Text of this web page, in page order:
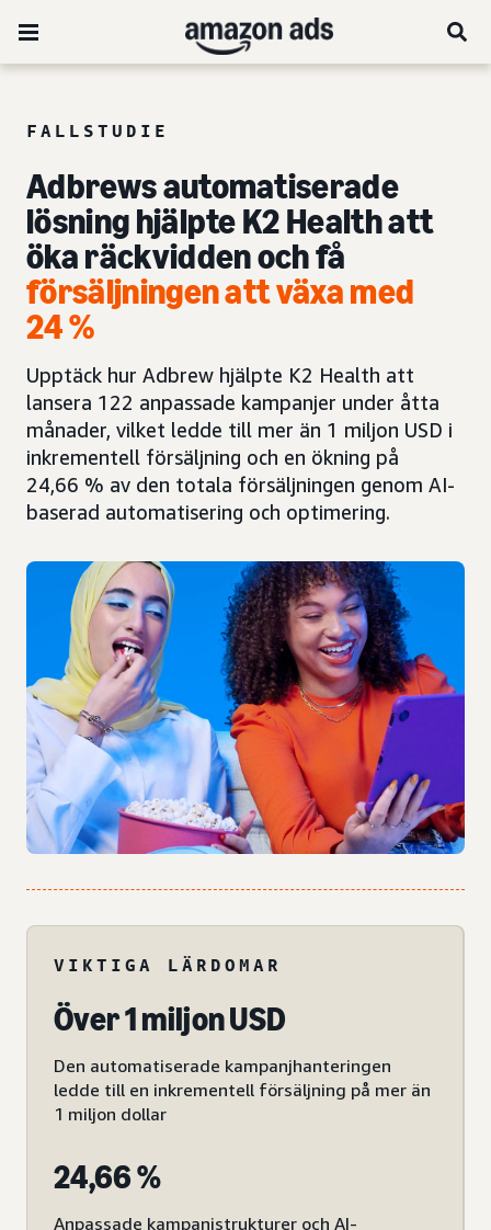
FALLSTUDIE
Adbrews automatiserade
lösning hjälpte K2 Healthatt
öka räckvidden och få
försäljningen att växa med
24 %
Upptäck hur Adbrew hjälpte K2 Health att
lansera 122 anpassade kampanjer under åtta
månader, vilket ledde till mer än 1 miljon USD i
inkrementell försäljning och en ökning på
24,66 % av den totala försäljningen genom AI-
baserad automatisering och optimering.
VIKTIGA LÄRDOMAR
Över 1 miljon USD
Den automatiserade kampanjhanteringen
ledde till en inkrementell försäljning på mer än
1 miljon dollar
24,66 %
Anpassade kampanjstrukturer och AI-